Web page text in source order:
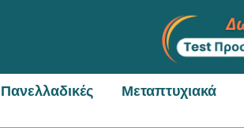
Πανελλαδικές Μεταπτυχιακά